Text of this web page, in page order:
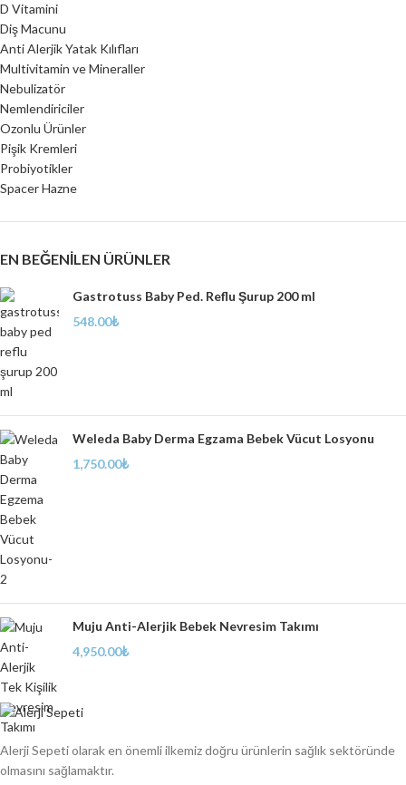
D Vitamini
Diş Macunu
Anti Alerjik Yatak Kılıfları
Multivitamin ve Mineraller
Nebulizatör
Nemlendiriciler
Ozonlu Ürünler
Pişik Kremleri
Probiyotikler
Spacer Hazne
EN BEĞENILEN ÜRÜNLER
Gastrotuss Baby Ped. Reflu Şurup 200 ml
548.00₺
Weleda Baby Derma Egzama Bebek Vücut Losyonu
1,750.00₺
Muju Anti-Alerjik Bebek Nevresim Takımı
4,950.00₺
Alerji Sepeti olarak en önemli ilkemiz doğru ürünlerin sağlık sektöründe
olmasını sağlamaktır.